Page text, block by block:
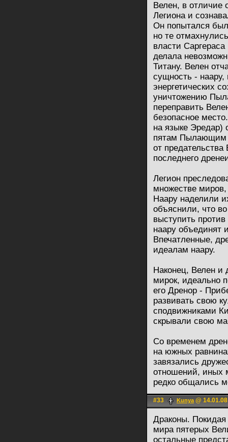
Велен, в отличие
Легиона и
Он попытался
но те
власти
делала
Титану. Велен
сущность -
энергетических
уничтожению
переправить
безопасное
на языке Эредар)
пятам Пылающим
от
последнего
Легион
множестве миров,
Наару наделили
объяснили, что
выступить
наару
Впечатленные,
идеалам наару.
Наконец, Велен и
мирок, идеально
его Дренор -
развивать свою
сподвижниками
скрывали свою
Со временем
на южных
завязались
отношений, иных
редко общались
#33 Kunya@
Драконы. Покидая
мира пятерых
остальные